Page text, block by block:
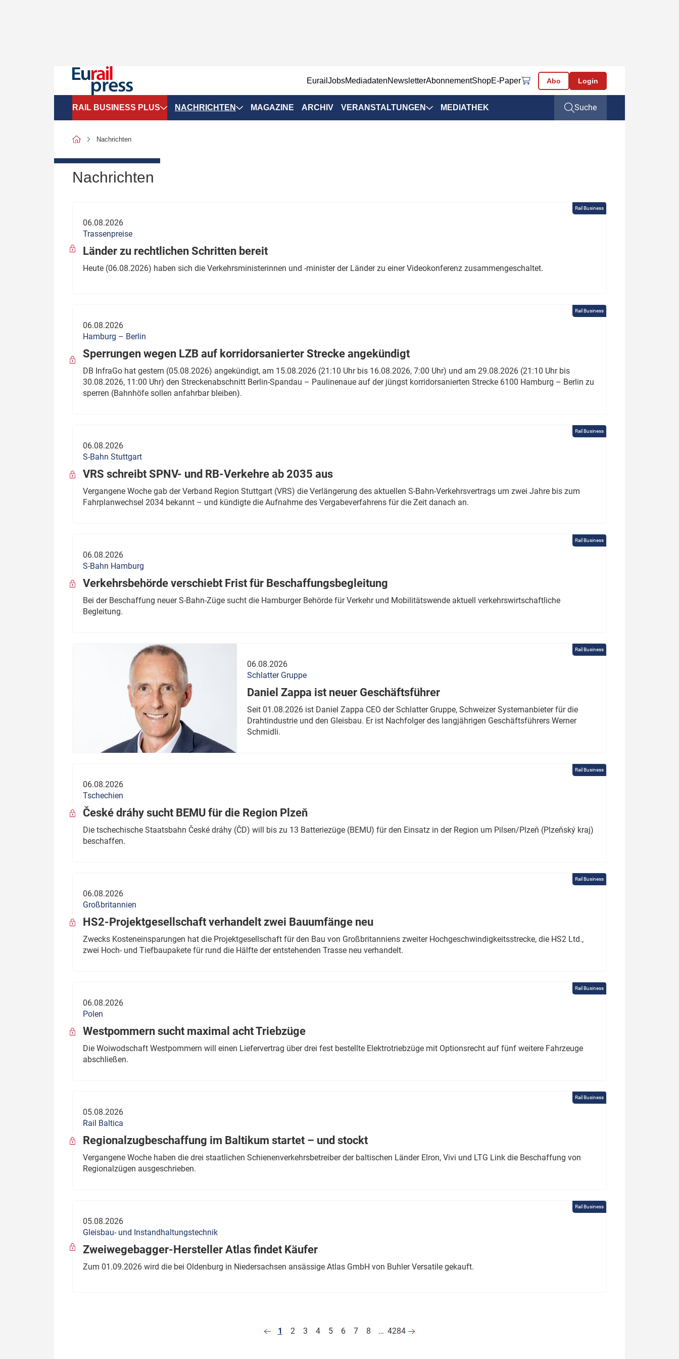
EurailJobsMediadatenNewsletterAbonnementShopE-Paper Abo Login
RAIL BUSINESS PLUS
SPNV-Marktdaten
Politik
wen?
Thema des Monats
Dossier: Generalsanierung
Dossier: ETCS
Dossier:
NACHRICHTEN MAGAZINE ARCHIV VERANSTALTUNGEN MEDIATHEK Suche
Nachrichten
Nachrichten
Rail Business
06.08.2026
Trassenpreise
Länder zu rechtlichen Schritten bereit
Heute (06.08.2026) haben sich die Verkehrsministerinnen und -minister der Länder zu einer Videokonferenz zusammengeschaltet.
Rail Business
06.08.2026
Hamburg – Berlin
Sperrungen wegen LZB auf korridorsanierter Strecke angekündigt
DB InfraGo hat gestern (05.08.2026) angekündigt, am 15.08.2026 (21:10 Uhr bis 16.08.2026, 7:00 Uhr) und am 29.08.2026 (21:10 Uhr bis
30.08.2026, 11:00 Uhr) den Streckenabschnitt Berlin-Spandau – Paulinenaue auf der jüngst korridorsanierten Strecke 6100 Hamburg – Berlin zu
sperren (Bahnhöfe sollen anfahrbar bleiben).
Rail Business
06.08.2026
S-Bahn Stuttgart
VRS schreibt SPNV- und RB-Verkehre ab 2035 aus
Vergangene Woche gab der Verband Region Stuttgart (VRS) die Verlängerung des aktuellen S-Bahn-Verkehrsvertrags um zwei Jahre bis zum
Fahrplanwechsel 2034 bekannt – und kündigte die Aufnahme des Vergabeverfahrens für die Zeit danach an.
Rail Business
06.08.2026
S-Bahn Hamburg
Verkehrsbehörde verschiebt Frist für Beschaffungsbegleitung
Bei der Beschaffung neuer S-Bahn-Züge sucht die Hamburger Behörde für Verkehr und Mobilitätswende aktuell verkehrswirtschaftliche
Begleitung.
Rail Business
06.08.2026
Schlatter Gruppe
Daniel Zappa ist neuer Geschäftsführer
Seit 01.08.2026 ist Daniel Zappa CEO der Schlatter Gruppe, Schweizer Systemanbieter für die
Drahtindustrie und den Gleisbau. Er ist Nachfolger des langjährigen Geschäftsführers Werner
Schmidli.
Rail Business
06.08.2026
Tschechien
České dráhy sucht BEMU für die Region Plzeň
Die tschechische Staatsbahn České dráhy (ČD) will bis zu 13 Batteriezüge (BEMU) für den Einsatz in der Region um Pilsen/Plzeň (Plzeňský kraj)
beschaffen.
Rail Business
06.08.2026
Großbritannien
HS2-Projektgesellschaft verhandelt zwei Bauumfänge neu
Zwecks Kosteneinsparungen hat die Projektgesellschaft für den Bau von Großbritanniens zweiter Hochgeschwindigkeitsstrecke, die HS2 Ltd.,
zwei Hoch- und Tiefbaupakete für rund die Hälfte der entstehenden Trasse neu verhandelt.
Rail Business
06.08.2026
Polen
Westpommern sucht maximal acht Triebzüge
Die Woiwodschaft Westpommern will einen Liefervertrag über drei fest bestellte Elektrotriebzüge mit Optionsrecht auf fünf weitere Fahrzeuge
abschließen.
Rail Business
05.08.2026
Rail Baltica
Regionalzugbeschaffung im Baltikum startet – und stockt
Vergangene Woche haben die drei staatlichen Schienenverkehrsbetreiber der baltischen Länder Elron, Vivi und LTG Link die Beschaffung von
Regionalzügen ausgeschrieben.
Rail Business
05.08.2026
Gleisbau- und Instandhaltungstechnik
Zweiwegebagger-Hersteller Atlas findet Käufer
Zum 01.09.2026 wird die bei Oldenburg in Niedersachsen ansässige Atlas GmbH von Buhler Versatile gekauft.
1 2 3 4 5 6 7 8 … 4284